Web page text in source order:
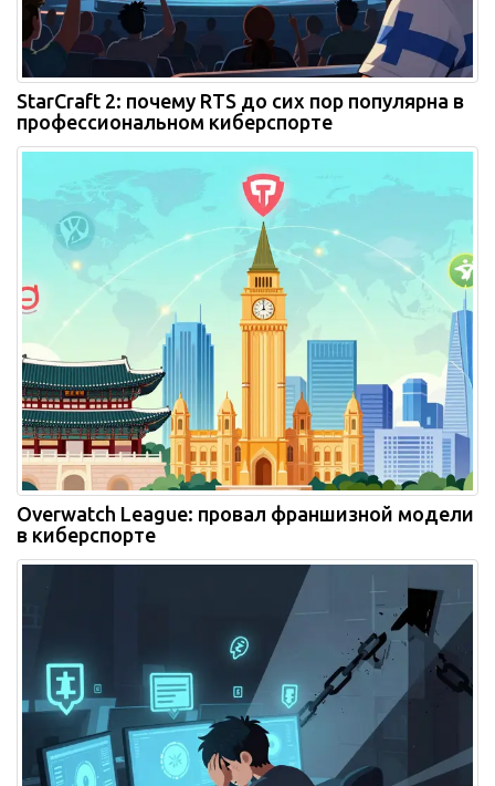
StarCraft 2: почему RTS до сих пор популярна в
профессиональном киберспорте
Overwatch League: провал франшизной модели
в киберспорте